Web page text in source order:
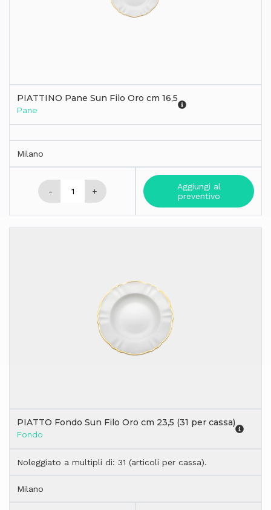
PIATTINO Pane Sun Filo Oro cm 16,5
Pane
Milano
- +
Aggiungi al
preventivo
PIATTO Fondo Sun Filo Oro cm 23,5 (31 per cassa)
Fondo
Noleggiato a multipli di: 31 (articoli per cassa).
Milano